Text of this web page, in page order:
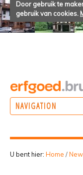
Door gebruik te
gebruik van cookies.
NAVIGATION
U bent hier: Home /